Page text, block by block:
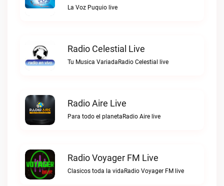
La Voz Puquio live
Radio Celestial Live
Tu Musica VariadaRadio Celestial live
Radio Aire Live
Para todo el planetaRadio Aire live
Radio Voyager FM Live
Clasicos toda la vidaRadio Voyager FM live